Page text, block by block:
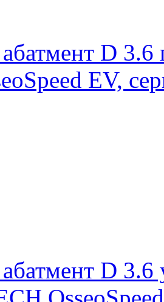
D 3.6
EV,
D 3.6